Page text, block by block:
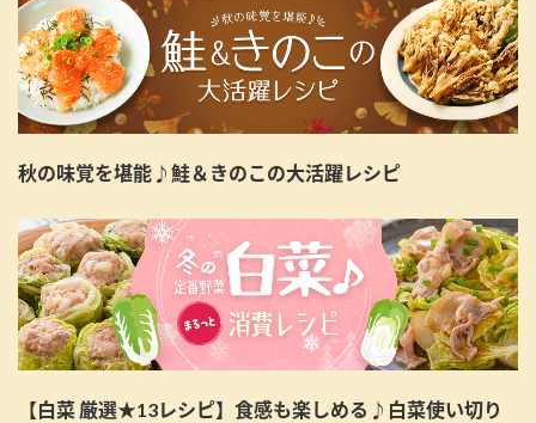
秋の味覚を堪能♪鮭＆きのこの大活躍レシピ
【白菜 厳選★13レシピ】食感も楽しめる♪白菜使い切り